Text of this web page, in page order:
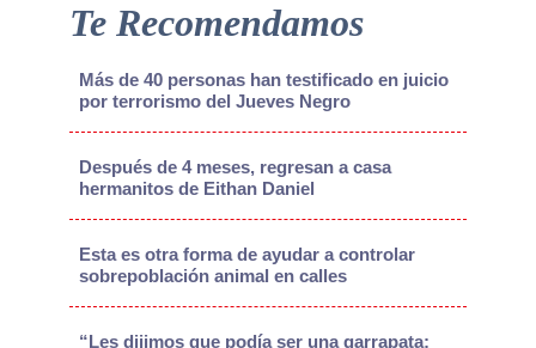
Te Recomendamos
Más de 40 personas han testificado en juicio
por terrorismo del Jueves Negro
Después de 4 meses, regresan a casa
hermanitos de Eithan Daniel
Esta es otra forma de ayudar a controlar
sobrepoblación animal en calles
“Les dijimos que podía ser una garrapata;